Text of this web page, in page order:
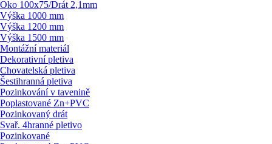
Oko 100x75/Drát 2,1mm
Výška 1000 mm
Výška 1200 mm
Výška 1500 mm
Montážní materiál
Dekorativní pletiva
Chovatelská pletiva
Šestihranná pletiva
Pozinkování v tavenině
Poplastované Zn+PVC
Pozinkovaný drát
Svař. 4hranné pletivo
Pozinkované